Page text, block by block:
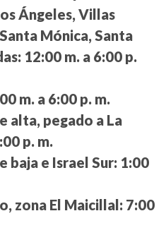
Ángeles, Villas
Mónica, Santa
12:00 m. a 6:00 p.
m. a 6:00 p. m.
alta, pegado a La
p. m.
baja e Israel Sur: 1:00
zona El Maicillal: 7:00